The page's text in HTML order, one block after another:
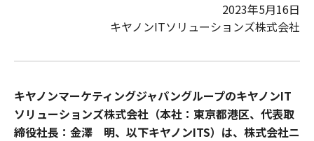
2023年5月16日
キヤノンITソリューションズ株式会社
キヤノンマーケティングジャパングループのキヤノンIT
ソリューションズ株式会社（本社：東京都港区、代表取
締役社長：金澤 明、以下キヤノンITS）は、株式会社ニ